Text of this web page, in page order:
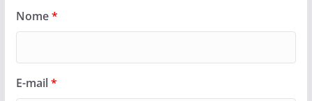
Nome*
E-mail*